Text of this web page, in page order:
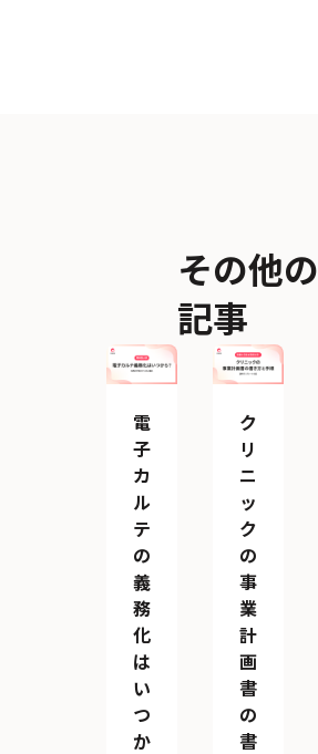
その他の
記事
電
子
カ
ル
テ
の
義
務
化
は
い
つ
か
ク
リ
ニ
ッ
ク
の
事
業
計
画
書
の
書